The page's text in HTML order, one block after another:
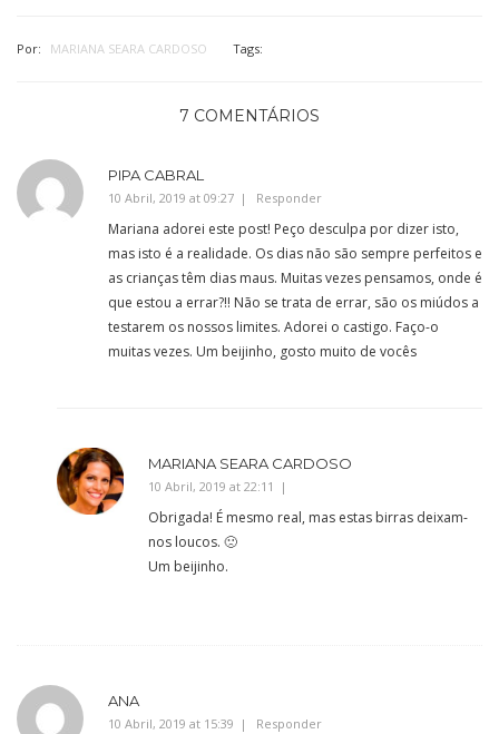
Por: MARIANA SEARA CARDOSO Tags:
7 COMENTÁRIOS
PIPA CABRAL
10 Abril, 2019 at 09:27 Responder
Mariana adorei este post! Peço desculpa por dizer isto,
mas isto é a realidade. Os dias não são sempre perfeitos e
as crianças têm dias maus. Muitas vezes pensamos, onde é
que estou a errar?!! Não se trata de errar, são os miúdos a
testarem os nossos limites. Adorei o castigo. Faço-o
muitas vezes. Um beijinho, gosto muito de vocês
MARIANA SEARA CARDOSO
10 Abril, 2019 at 22:11
Obrigada! É mesmo real, mas estas birras deixam-
nos loucos. 🙁
Um beijinho.
ANA
10 Abril, 2019 at 15:39 Responder